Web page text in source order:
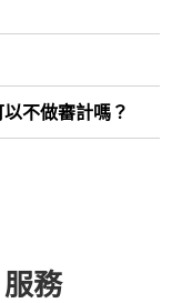
不做審計嗎？
務